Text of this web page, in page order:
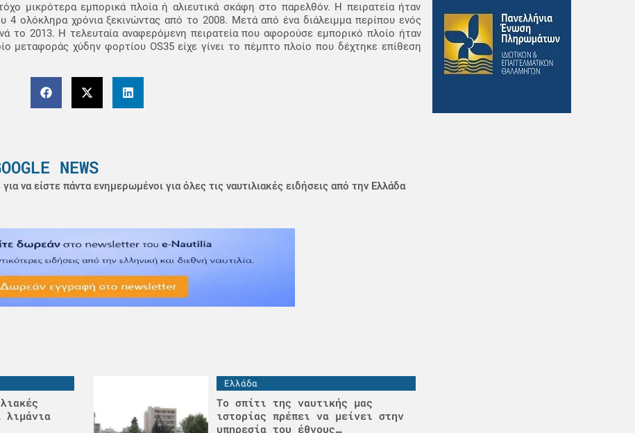
μικρότερα εμπορικά πλοία ή αλιευτικά σκάφη στο παρελθόν. Η πειρατεία ήταν
4 ολόκληρα χρόνια ξεκινώντας από το 2008. Μετά από ένα διάλειμμα περίπου ενός
το 2013. Η τελευταία αναφερόμενη πειρατεία που αφορούσε εμπορικό πλοίο ήταν
μεταφοράς χύδην φορτίου OS35 είχε γίνει το πέμπτο πλοίο που δέχτηκε επίθεση
NEWS
να είστε πάντα ενημερωμένοι για όλες τις ναυτιλιακές ειδήσεις από την Ελλάδα
λιμάνια
Ελλάδα
Το σπίτι της ναυτικής μας
ιστορίας πρέπει να μείνει στην
υπηρεσία του έθνους…